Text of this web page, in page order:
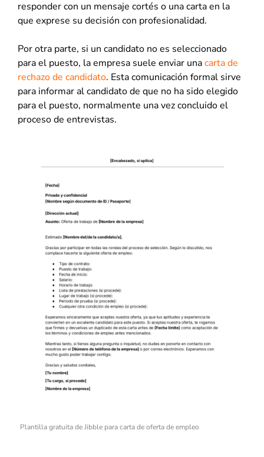
responder con un mensaje cortés o una carta en la
que exprese su decisión con profesionalidad.
Por otra parte, si un candidato no es seleccionado
para el puesto, la empresa suele enviar unacarta de
rechazo de candidato. Esta comunicación formal sirve
para informar al candidato de que no ha sido elegido
para el puesto, normalmente una vez concluido el
proceso de entrevistas.
Plantilla gratuita de Jibble para carta de oferta de empleo